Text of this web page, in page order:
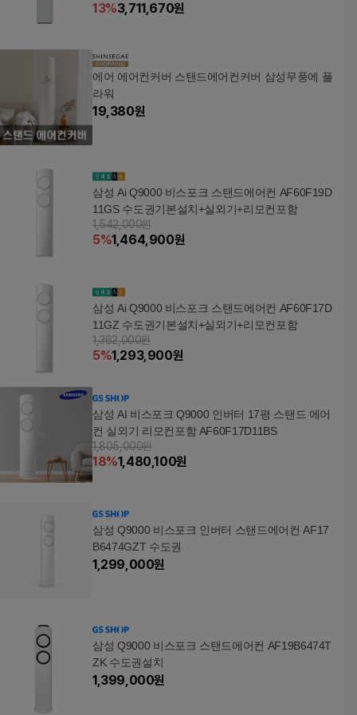
13%3,711,670원
에어 에어컨커버 스탠드에어컨커버 삼성무풍에 플
라워
19,380원
삼성 Ai Q9000 비스포크 스탠드에어컨 AF60F19D
11GS 수도권기본설치+실외기+리모컨포함
1,542,000원
5%1,464,900원
삼성 Ai Q9000 비스포크 스탠드에어컨 AF60F17D
11GZ 수도권기본설치+실외기+리모컨포함
1,362,000원
5%1,293,900원
삼성 AI 비스포크 Q9000 인버터 17평 스탠드 에어
컨 실외기 리모컨포함 AF60F17D11BS
1,805,000원
18%1,480,100원
삼성 Q9000 비스포크 인버터 스탠드에어컨 AF17
B6474GZT 수도권
1,299,000원
삼성 Q9000 비스포크 스탠드에어컨 AF19B6474T
ZK 수도권설치
1,399,000원